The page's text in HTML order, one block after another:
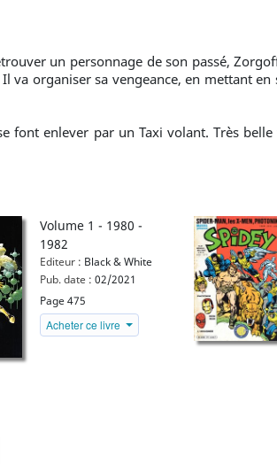
un personnage de son passé,
va organiser sa vengeance, en mettant en
font enlever par un Taxi volant. Très
Volume 1 - 1980 -
1982
Editeur : Black & White
Pub. date : 02/2021
Page 475
Acheter ce livre